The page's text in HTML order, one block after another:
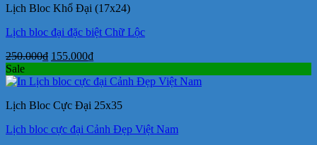
190.000₫.
Lịch Bloc Khổ Đại (17x24)
Lịch bloc đại đặc biệt Chữ Lộc
250.000₫ Giá
là:
155.000₫Giá
tại
155.000₫.
Sale
Lịch Bloc Cực Đại 25x35
Lịch bloc cực đại Cảnh Đẹp Việt Nam